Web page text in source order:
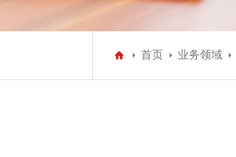
首页 业务领域